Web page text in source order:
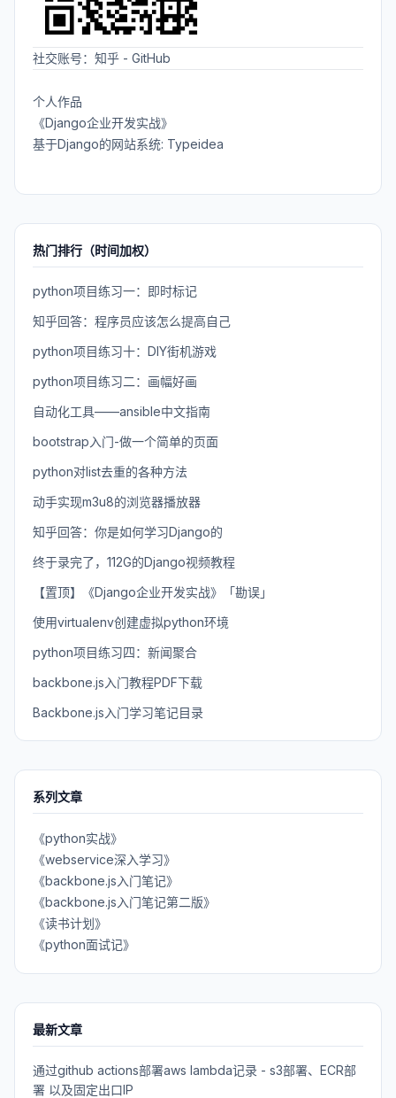
社交账号： 知乎 - GitHub
个人作品
《Django企业开发实战》
基于Django的网站系统: Typeidea
热门排行（时间加权）
python项目练习一：即时标记
知乎回答：程序员应该怎么提高自己
python项目练习十：DIY街机游戏
python项目练习二：画幅好画
自动化工具——ansible中文指南
bootstrap入门-做一个简单的页面
python对list去重的各种方法
动手实现m3u8的浏览器播放器
知乎回答：你是如何学习Django的
终于录完了，112G的Django视频教程
【置顶】《Django企业开发实战》「勘误」
使用virtualenv创建虚拟python环境
python项目练习四：新闻聚合
backbone.js入门教程PDF下载
Backbone.js入门学习笔记目录
系列文章
《python实战》
《webservice深入学习》
《backbone.js入门笔记》
《backbone.js入门笔记第二版》
《读书计划》
《python面试记》
最新文章
通过github actions部署aws lambda记录 - s3部署、ECR部
署 以及固定出口IP